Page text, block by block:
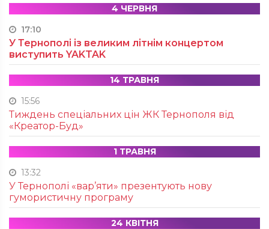
4 ЧЕРВНЯ
17:10
У Тернополі із великим літнім концертом
виступить YAKTAK
14 ТРАВНЯ
15:56
Тиждень спеціальних цін ЖК Тернополя від
«Креатор-Буд»
1 ТРАВНЯ
13:32
У Тернополі «вар’яти» презентують нову
гумористичну програму
24 КВІТНЯ